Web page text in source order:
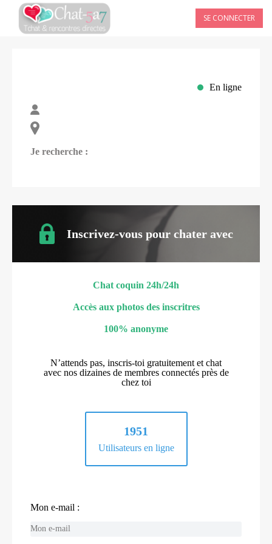
SE CONNECTER
En ligne
Je recherche :
Inscrivez-vous pour chater avec
Chat coquin 24h/24h
Accès aux photos des inscritres
100% anonyme
N’attends pas, inscris-toi gratuitement et chat
avec nos dizaines de membres connectés près de
chez toi
1951
Utilisateurs en ligne
Mon e-mail :